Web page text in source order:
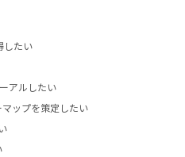
したい
アルしたい
マップを策定したい